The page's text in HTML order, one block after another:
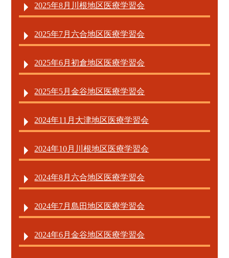
2025年8月川根地区医療学習会
2025年7月六合地区医療学習会
2025年6月初倉地区医療学習会
2025年5月金谷地区医療学習会
2024年11月大津地区医療学習会
2024年10月川根地区医療学習会
2024年8月六合地区医療学習会
2024年7月島田地区医療学習会
2024年6月金谷地区医療学習会